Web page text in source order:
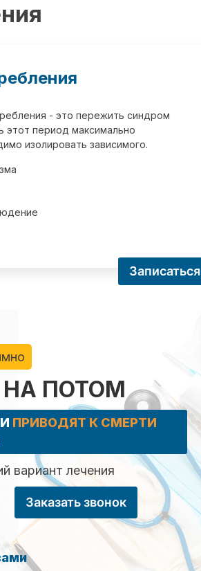
- это пережить синдром
период максимально
изолировать зависимого.
Записаться
ПОТОМ
ПРИВОДЯТ К СМЕРТИ
вариант лечения
Заказать звонок